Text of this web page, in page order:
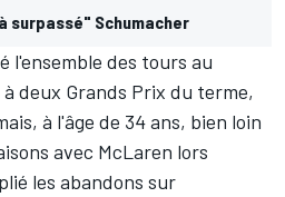
surpassé" Schumacher
l'ensemble des tours au
deux Grands Prix du terme,
à l'âge de 34 ans, bien loin
avec McLaren lors
les abandons sur